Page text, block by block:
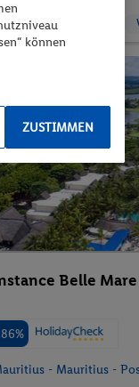
Sterne
Belle
86%
- Mauritius -
können
ZUSTIMMEN